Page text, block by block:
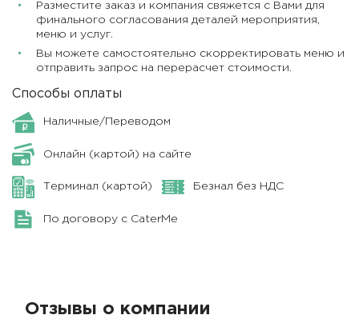
Разместите заказ и компания свяжется с Вами для
финального согласования деталей мероприятия,
меню и услуг.
Вы можете самостоятельно скорректировать меню и
отправить запрос на перерасчет стоимости.
Способы оплаты
Наличные/Переводом
Онлайн (картой) на сайте
Терминал (картой) Безнал без НДС
По договору с CaterMe
Отзывы о компании